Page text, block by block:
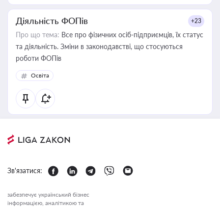
Діяльність ФОПів +23
Про що тема: Все про фізичних осіб-підприємців, їх статус
та діяльність. Зміни в законодавстві, що стосуються
роботи ФОПів
Освіта
Зв'язатися:
забезпечує український бізнес
інформацією, аналітикою та